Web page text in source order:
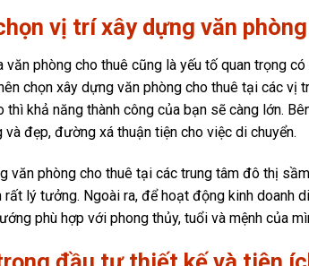
vị trí xây dựng văn
văn phòng cho thuê cũng là yếu tố quan trọng
chọn xây dựng văn phòng cho thuê tại các vị
thì khả năng thành công của bạn sẽ càng lớn.
và đẹp, đường xá thuận tiện cho việc di chuyển.
văn phòng cho thuê tại các trung tâm đô thị
rất lý tưởng. Ngoài ra, để hoạt động kinh doanh
phù hợp với phong thủy, tuổi và mệnh của